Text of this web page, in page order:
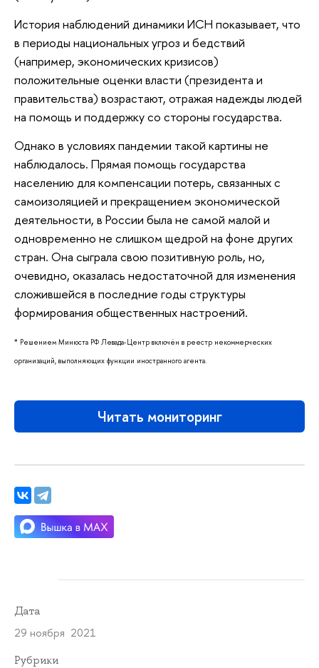
История наблюдений динамики ИСН показывает, что
в периоды национальных угроз и бедствий
(например, экономических кризисов)
положительные оценки власти (президента и
правительства) возрастают, отражая надежды людей
на помощь и поддержку со стороны государства.
Однако в условиях пандемии такой картины не
наблюдалось. Прямая помощь государства
населению для компенсации потерь, связанных с
самоизоляцией и прекращением экономической
деятельности, в России была не самой малой и
одновременно не слишком щедрой на фоне других
стран. Она сыграла свою позитивную роль, но,
очевидно, оказалась недостаточной для изменения
сложившейся в последние годы структуры
формирования общественных настроений.
* Решением Минюста РФ Левада-Центр включён в реестр некоммерческих
организаций, выполняющих функции иностранного агента.
Читать мониторинг
Дата
29 ноября 2021
Рубрики